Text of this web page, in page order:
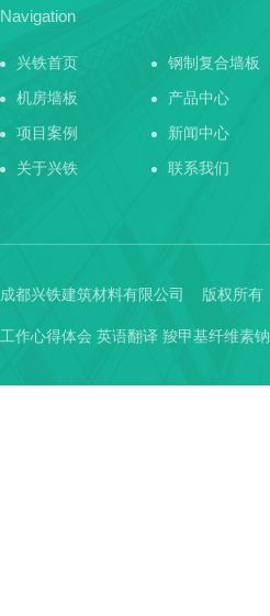
Navigation
兴铁首页
钢制复合墙板
机房墙板
产品中心
项目案例
新闻中心
关于兴铁
联系我们
成都兴铁建筑材料有限公司 版权所有
工作心得体会 英语翻译 羧甲基纤维素钠